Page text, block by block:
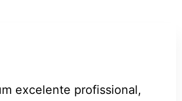
excelente profissional,